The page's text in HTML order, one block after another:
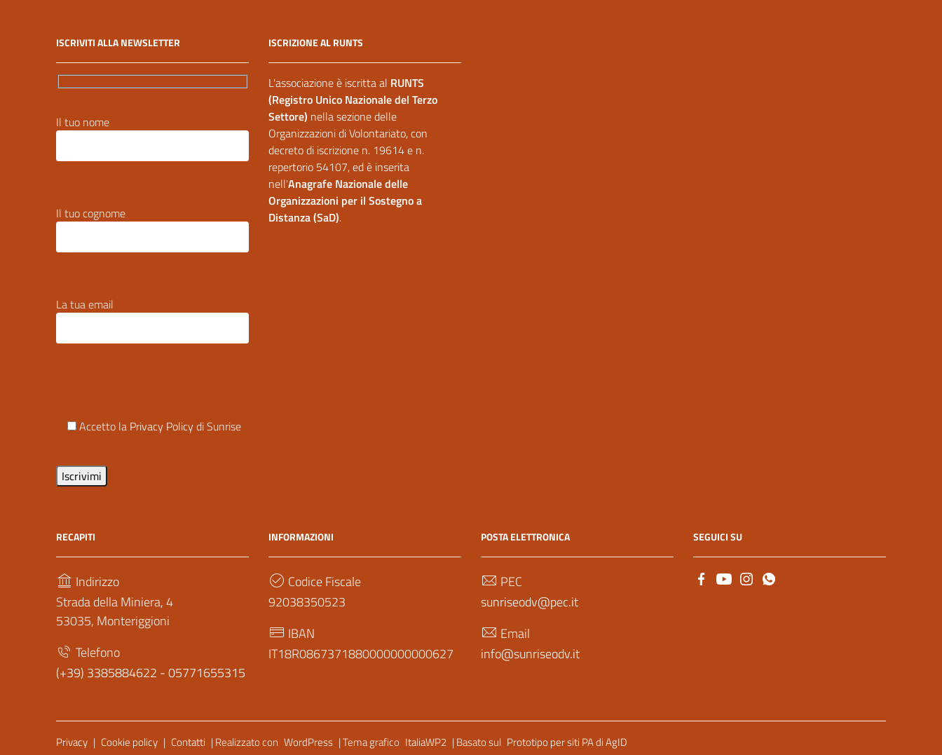
ISCRIVITI ALLA NEWSLETTER
Il tuo nome
Il tuo cognome
La tua email
Accetto la Privacy Policy di Sunrise
ISCRIZIONE AL RUNTS
L'associazione è iscritta al RUNTS
(Registro Unico Nazionale del Terzo
Settore) nella sezione delle
Organizzazioni di Volontariato, con
decreto di iscrizione n. 19614 e n.
repertorio 54107, ed è inserita
nell'Anagrafe Nazionale delle
Organizzazioni per il Sostegno a
Distanza (SaD).
RECAPITI
Indirizzo
Strada della Miniera, 4
53035, Monteriggioni
Telefono
(+39) 3385884622 - 05771655315
INFORMAZIONI
Codice Fiscale
92038350523
IBAN
IT18R0867371880000000000627
POSTA ELETTRONICA
PEC
sunriseodv@pec.it
Email
info@sunriseodv.it
SEGUICI SU
Sezione Link Utili
Privacy | Cookie policy | Contatti | Realizzato con WordPress | Tema grafico ItaliaWP2 | Basato sul Prototipo per siti PA di AgID